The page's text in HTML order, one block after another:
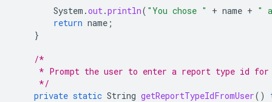
System .out.println( "You chose " + name + "
return name ;
}
/*
* Prompt the user to enter a report type id
     */
private static String getReportTypeIdFromUser()